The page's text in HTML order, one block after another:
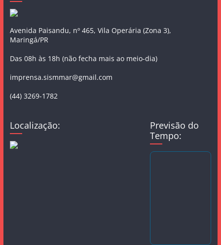
Avenida Paisandu, nº 465, Vila Operária (Zona 3),
Maringá/PR
Das 08h às 18h (não fecha mais ao meio-dia)
imprensa.sismmar@gmail.com
(44) 3269-1782
Localização:
Previsão do
Tempo: